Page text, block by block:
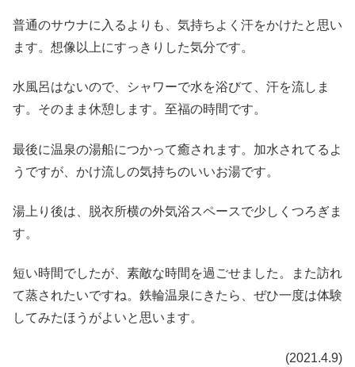
普通のサウナに入るよりも、気持ちよく汗をかけたと思い
ます。想像以上にすっきりした気分です。
水風呂はないので、シャワーで水を浴びて、汗を流しま
す。そのまま休憩します。至福の時間です。
最後に温泉の湯船につかって癒されます。加水されてるよ
うですが、かけ流しの気持ちのいいお湯です。
湯上り後は、脱衣所横の外気浴スペースで少しくつろぎま
す。
短い時間でしたが、素敵な時間を過ごせました。また訪れ
て蒸されたいですね。鉄輪温泉にきたら、ぜひ一度は体験
してみたほうがよいと思います。
(2021.4.9)